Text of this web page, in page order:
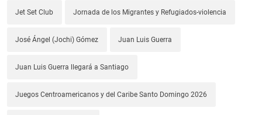
Jet Set Club Jornada de los Migrantes y Refugiados-violencia
José Ángel (Jochi) Gómez Juan Luis Guerra
Juan Luis Guerra llegará a Santiago
Juegos Centroamericanos y del Caribe Santo Domingo 2026